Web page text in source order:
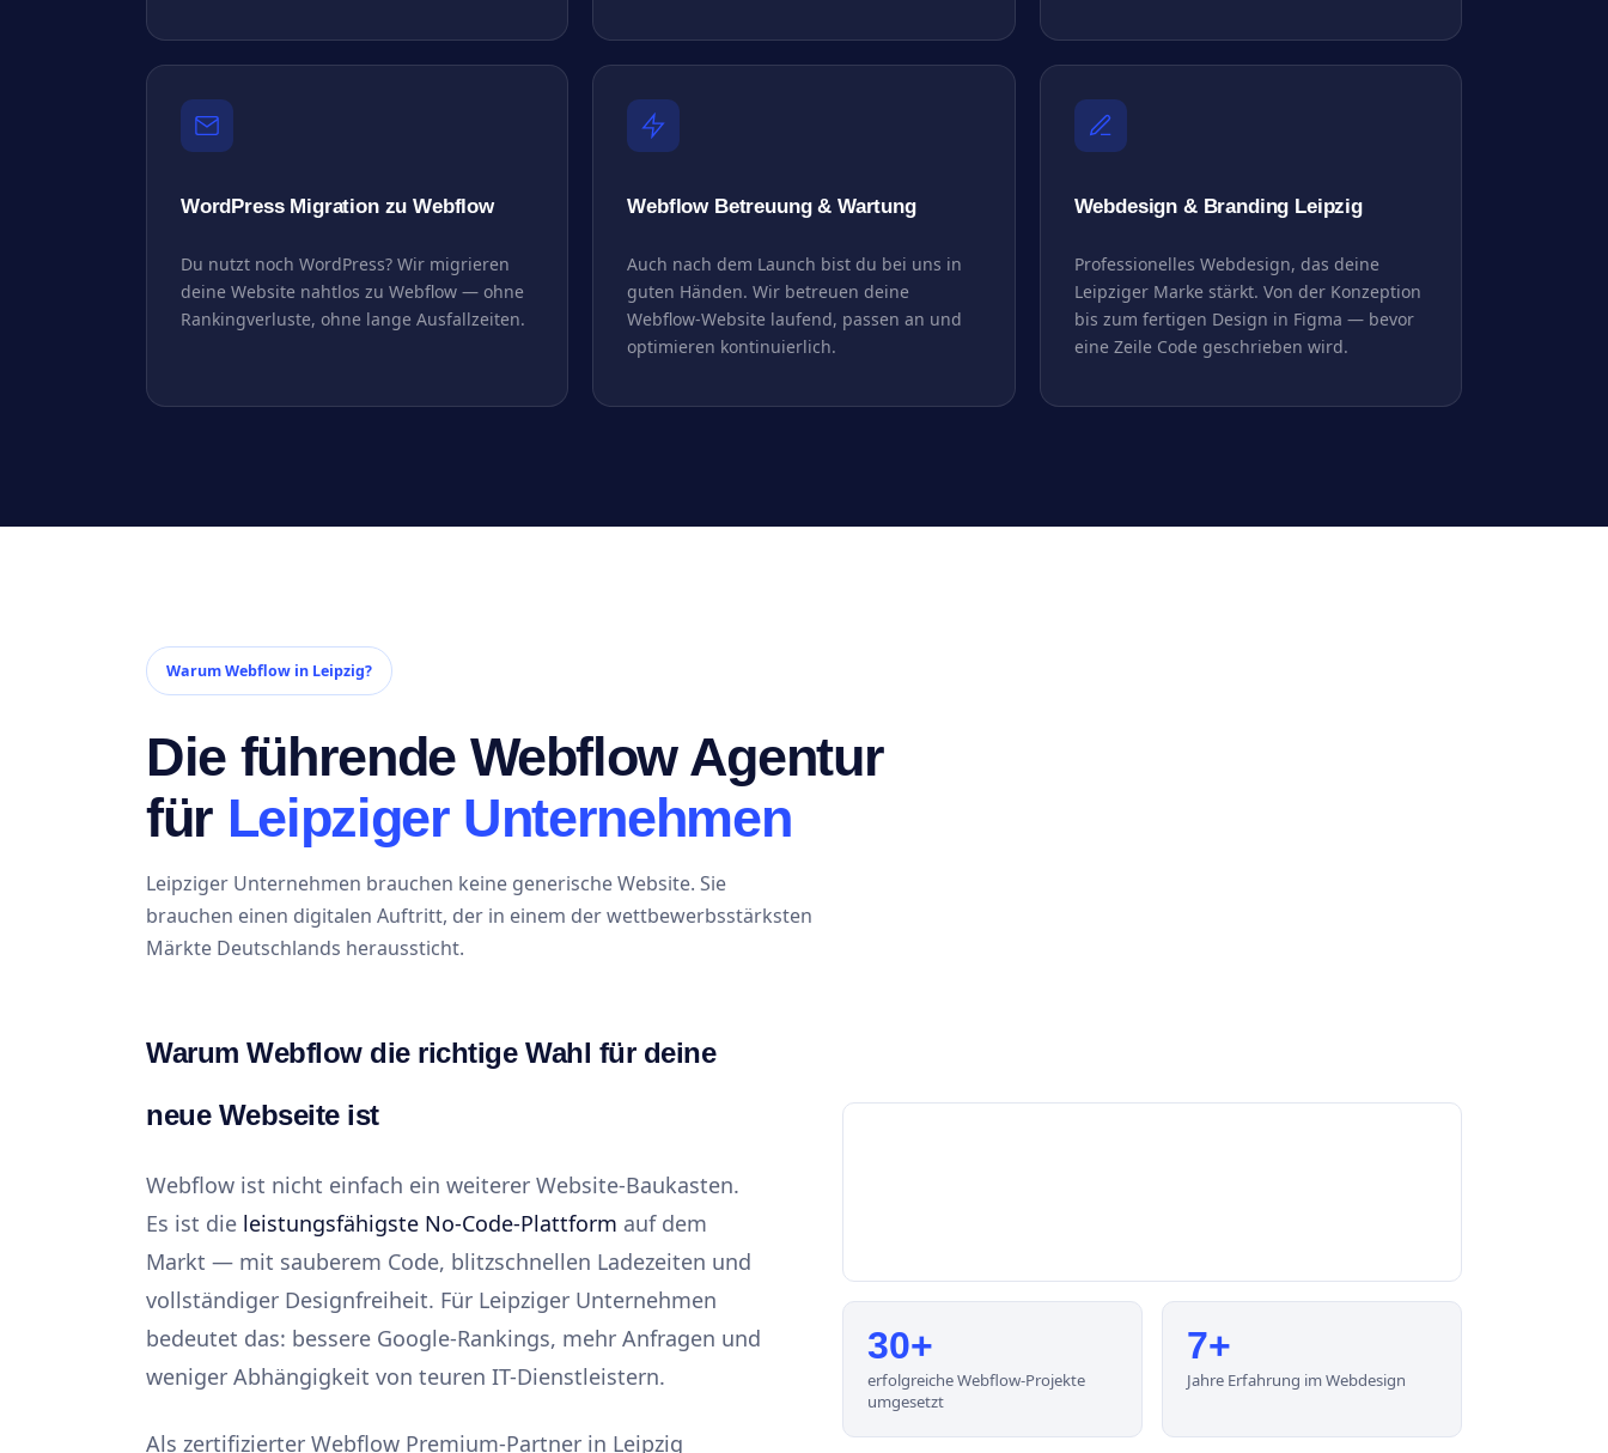
WordPress Migration zu Webflow
Du nutzt noch WordPress? Wir migrieren
deine Website nahtlos zu Webflow — ohne
Rankingverluste, ohne lange Ausfallzeiten.
Webflow Betreuung & Wartung
Auch nach dem Launch bist du bei uns in
guten Händen. Wir betreuen deine
Webflow-Website laufend, passen an und
optimieren kontinuierlich.
Webdesign & Branding Leipzig
Professionelles Webdesign, das deine
Leipziger Marke stärkt. Von der Konzeption
bis zum fertigen Design in Figma — bevor
eine Zeile Code geschrieben wird.
Warum Webflow in Leipzig?
Die führende Webflow Agentur
für Leipziger Unternehmen
Leipziger Unternehmen brauchen keine generische Website. Sie
brauchen einen digitalen Auftritt, der in einem der wettbewerbsstärksten
Märkte Deutschlands heraussticht.
Warum Webflow die richtige Wahl für deine
neue Webseite ist
Webflow ist nicht einfach ein weiterer Website-Baukasten.
Es ist die leistungsfähigste No-Code-Plattform auf dem
Markt — mit sauberem Code, blitzschnellen Ladezeiten und
vollständiger Designfreiheit. Für Leipziger Unternehmen
bedeutet das: bessere Google-Rankings, mehr Anfragen und
weniger Abhängigkeit von teuren IT-Dienstleistern.
Als zertifizierter Webflow Premium-Partner in Leipzig
30+
erfolgreiche Webflow-Projekte
umgesetzt
7+
Jahre Erfahrung im Webdesign